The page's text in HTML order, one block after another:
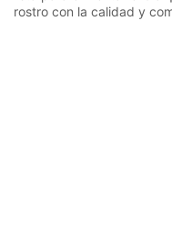
rostro con la calidad y